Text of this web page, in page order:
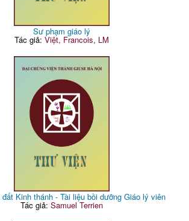
Sư phạm giáo lý
Tác giả: Việt, Francois, LM
đất Kinh thánh - Tài liệu bồi dưỡng Giáo lý viên
Tác giả: Samuel Terrien